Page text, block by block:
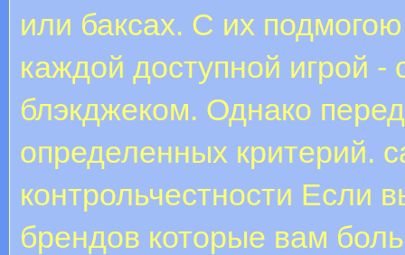
или баксах. С их
каждой доступной игрой -
блэкджеком. Однако
определенных критерий.
контрольчестности Если
брендов которые вам